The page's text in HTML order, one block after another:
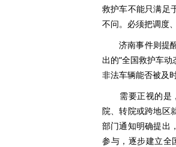
救护车不能只满足
不问。必须把调度
济南事件则提醒
出的“全国救护车
非法车辆能否被及
需要正视的是，
院、转院或跨地区
部门通知明确提出
参与，逐步建立全